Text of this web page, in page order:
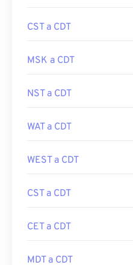
CST a CDT
MSK a CDT
NST a CDT
WAT a CDT
WEST a CDT
CST a CDT
CET a CDT
MDT a CDT